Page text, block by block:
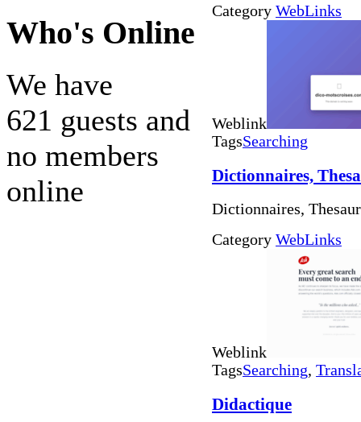
Who's Online
We have
621 guests and
no members
online
Category WebLinks
Weblink
TagsSearching
Dictionnaires,
Dictionnaires,
Category WebLinks
Weblink
TagsSearching,
Didactique